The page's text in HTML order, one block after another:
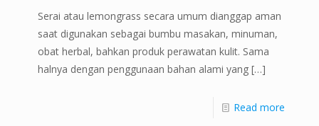
Serai atau lemongrass secara umum dianggap aman
saat digunakan sebagai bumbu masakan, minuman,
obat herbal, bahkan produk perawatan kulit. Sama
halnya dengan penggunaan bahan alami yang […]
Read more